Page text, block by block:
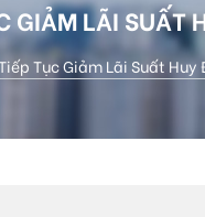
GIẢM LÃI
Tục Giảm Lãi Suất